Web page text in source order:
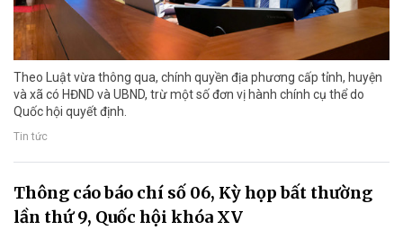
Theo Luật vừa thông qua, chính quyền địa phương cấp tỉnh, huyện
và xã có HĐND và UBND, trừ một số đơn vị hành chính cụ thể do
Quốc hội quyết định.
Tin tức
Thông cáo báo chí số 06, Kỳ họp bất thường
lần thứ 9, Quốc hội khóa XV